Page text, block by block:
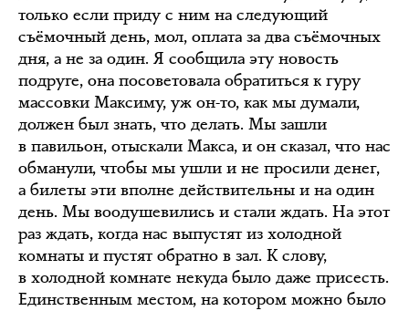
только если приду с ним на следующий
съёмочный день, мол, оплата за два съёмочных
дня, а не за один. Я сообщила эту новость
подруге, она посоветовала обратиться к гуру
массовки Максиму, уж он-то, как мы думали,
должен был знать, что делать. Мы зашли
в павильон, отыскали Макса, и он сказал, что нас
обманули, чтобы мы ушли и не просили денег,
а билеты эти вполне действительны и на один
день. Мы воодушевились и стали ждать. На этот
раз ждать, когда нас выпустят из холодной
комнаты и пустят обратно в зал. К слову,
в холодной комнате некуда было даже присесть.
Единственным местом, на котором можно было